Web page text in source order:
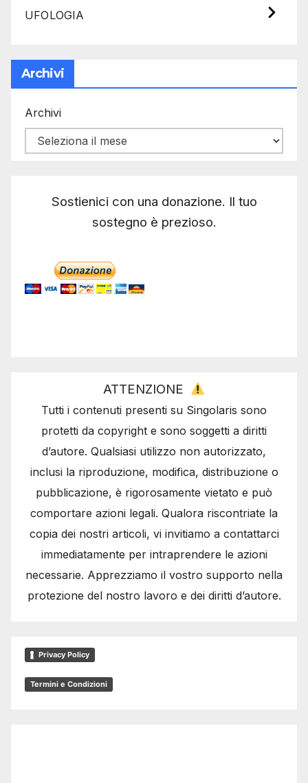
UFOLOGIA
Archivi
Archivi
Sostienici con una donazione. Il tuo
sostegno è prezioso.
ATTENZIONE
Tutti i contenuti presenti su Singolaris sono
protetti da copyright e sono soggetti a diritti
d’autore. Qualsiasi utilizzo non autorizzato,
inclusi la riproduzione, modifica, distribuzione o
pubblicazione, è rigorosamente vietato e può
comportare azioni legali. Qualora riscontriate la
copia dei nostri articoli, vi invitiamo a contattarci
immediatamente per intraprendere le azioni
necessarie. Apprezziamo il vostro supporto nella
protezione del nostro lavoro e dei diritti d’autore.
Privacy Policy
Termini e Condizioni